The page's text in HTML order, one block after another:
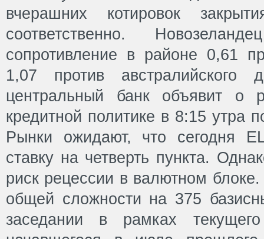
вчерашних котировок
соответственно.
сопротивление в районе 0,61
1,07 против австралийского
центральный банк объявит о
кредитной политике в 8:15 утра
Рынки ожидают, что сегодня
ставку на четверть пункта.
риск рецессии в валютном
общей сложности на 375
заседании в рамках